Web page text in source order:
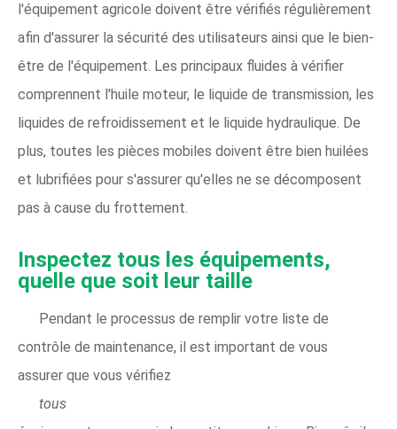
l'équipement agricole doivent être vérifiés régulièrement
afin d'assurer la sécurité des utilisateurs ainsi que le bien-
être de l'équipement. Les principaux fluides à vérifier
comprennent l'huile moteur, le liquide de transmission, les
liquides de refroidissement et le liquide hydraulique. De
plus, toutes les pièces mobiles doivent être bien huilées
et lubrifiées pour s'assurer qu'elles ne se décomposent
pas à cause du frottement.
Inspectez tous les équipements,
quelle que soit leur taille
Pendant le processus de remplir votre liste de
contrôle de maintenance, il est important de vous
assurer que vous vérifiez
tous